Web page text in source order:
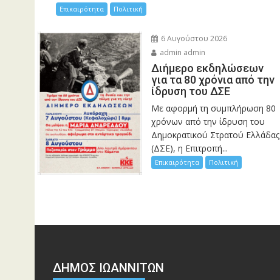
Επικαιρότητα Πολιτική
6 Αυγούστου 2026
admin admin
Διήμερο εκδηλώσεων
για τα 80 χρόνια από την
ίδρυση του ΔΣΕ
Με αφορμή τη συμπλήρωση 80
χρόνων από την ίδρυση του
Δημοκρατικού Στρατού Ελλάδας
(ΔΣΕ), η Επιτροπή...
Επικαιρότητα Πολιτική
ΔΗΜΟΣ ΙΩΑΝΝΙΤΩΝ